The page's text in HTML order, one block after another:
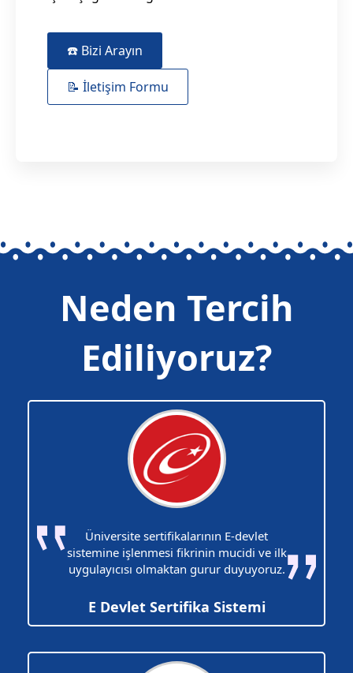
☎️ Bizi Arayın
📝 İletişim Formu
Neden Tercih
Ediliyoruz?
Üniversite sertifikalarının E-devlet
sistemine işlenmesi fikrinin mucidi ve ilk
uygulayıcısı olmaktan gurur duyuyoruz.
E Devlet Sertifika Sistemi